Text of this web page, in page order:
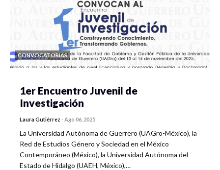
CONVOCATORIAS
1er Encuentro Juvenil de
Investigación
Laura Gutiérrez -Ago 06, 2025
La Universidad Autónoma de Guerrero (UAGro-México), la
Red de Estudios Género y Sociedad en el México
Contemporáneo (México), la Universidad Autónoma del
Estado de Hidalgo (UAEH, México),…